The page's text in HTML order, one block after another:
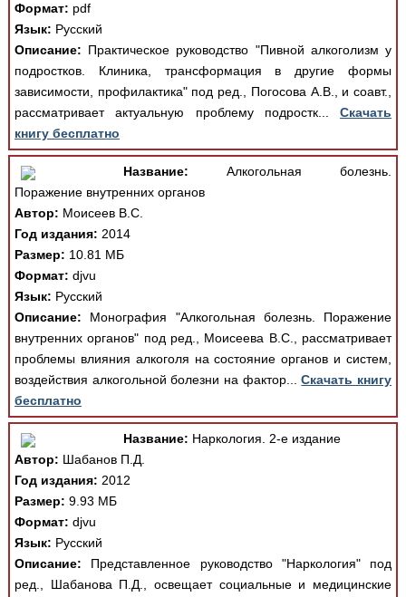
Формат: pdf
Язык: Русский
Описание: Практическое руководство "Пивной алкоголизм у
подростков. Клиника, трансформация в другие формы
зависимости, профилактика" под ред., Погосова А.В., и соавт.,
рассматривает актуальную проблему подростк...Скачать
книгу бесплатно
Название: Алкогольная болезнь.
Поражение внутренних органов
Автор: Моисеев В.С.
Год издания: 2014
Размер: 10.81 МБ
Формат: djvu
Язык: Русский
Описание: Монография "Алкогольная болезнь. Поражение
внутренних органов" под ред., Моисеева В.С., рассматривает
проблемы влияния алкоголя на состояние органов и систем,
воздействия алкогольной болезни на фактор...Скачать книгу
бесплатно
Название: Наркология. 2-е издание
Автор: Шабанов П.Д.
Год издания: 2012
Размер: 9.93 МБ
Формат: djvu
Язык: Русский
Описание: Представленное руководство "Наркология" под
ред., Шабанова П.Д., освещает социальные и медицинские